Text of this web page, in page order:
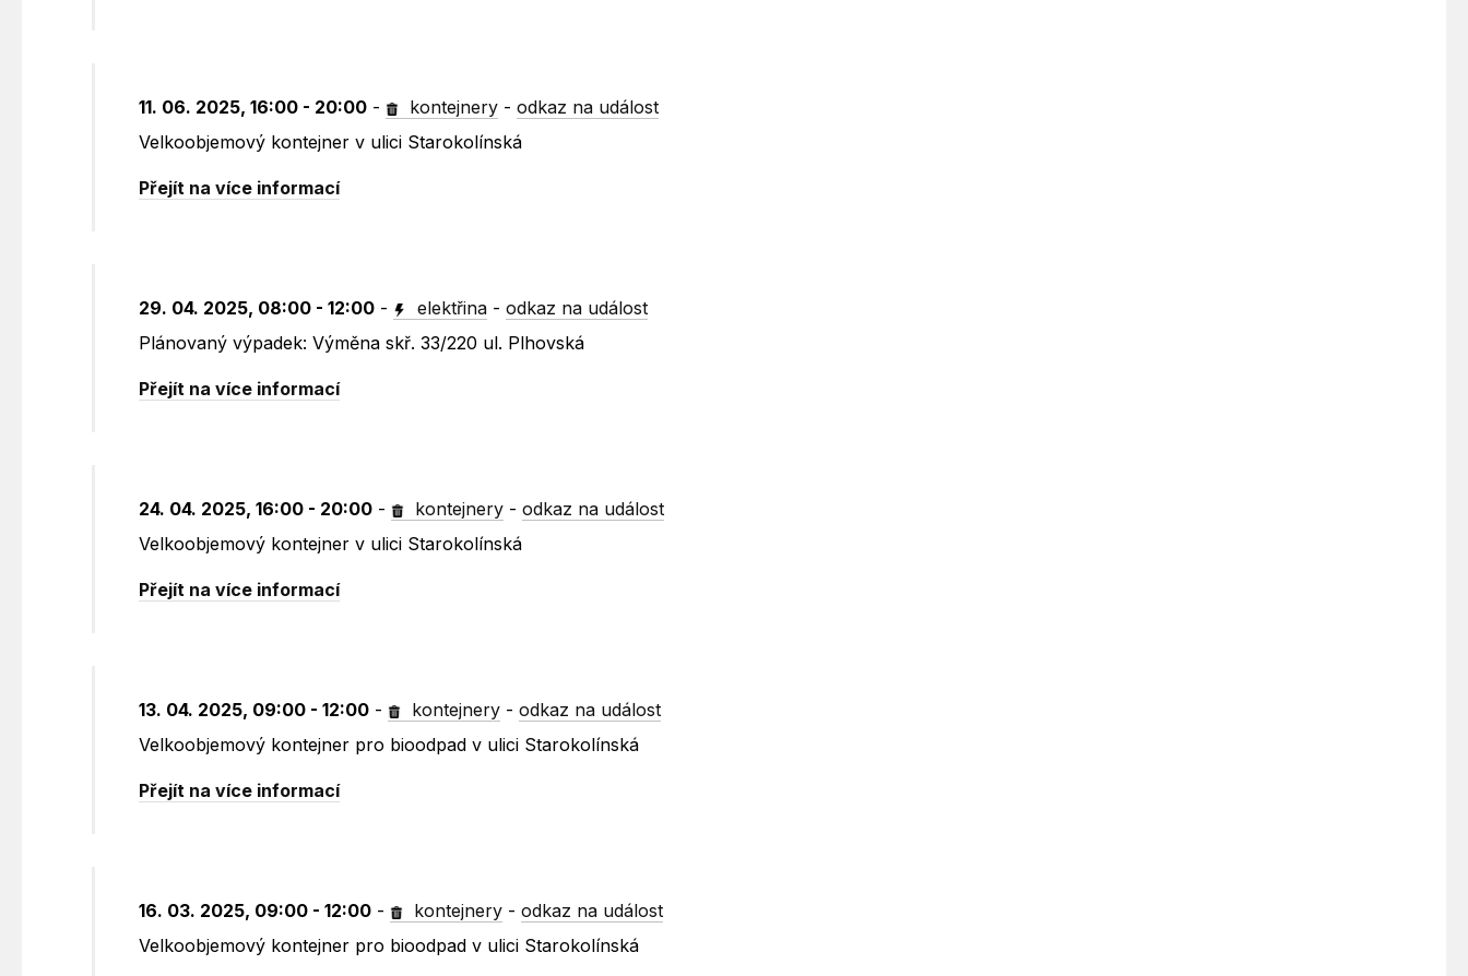
11. 06. 2025, 16:00 - 20:00 - kontejnery -odkaz na událost
Velkoobjemový kontejner v ulici Starokolínská
Přejít na více informací
29. 04. 2025, 08:00 - 12:00 - elektřina -odkaz na událost
Plánovaný výpadek: Výměna skř. 33/220 ul. Plhovská
Přejít na více informací
24. 04. 2025, 16:00 - 20:00 - kontejnery -odkaz na událost
Velkoobjemový kontejner v ulici Starokolínská
Přejít na více informací
13. 04. 2025, 09:00 - 12:00 - kontejnery -odkaz na událost
Velkoobjemový kontejner pro bioodpad v ulici Starokolínská
Přejít na více informací
16. 03. 2025, 09:00 - 12:00 - kontejnery -odkaz na událost
Velkoobjemový kontejner pro bioodpad v ulici Starokolínská